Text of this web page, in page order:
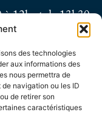
des technologies
aux informations des
nous permettra de
navigation ou les ID
de retirer son
caractéristiques
12h et de 13h30